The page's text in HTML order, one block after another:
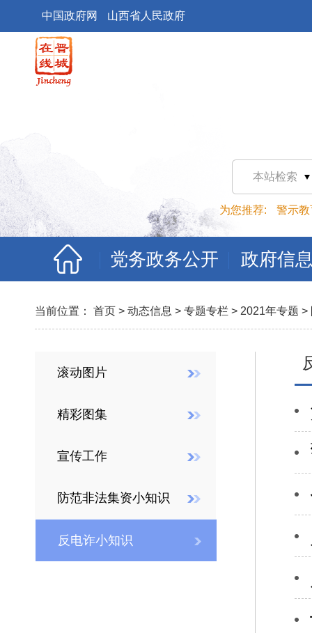
中国政府网 山西省人民政府
本站检索
为您推荐: 警示教
党务政务公开 政府信
当前位置： 首页 > 动态信息 > 专题专栏 > 2021年专题 >
滚动图片
精彩图集
宣传工作
防范非法集资小知识
反电诈小知识